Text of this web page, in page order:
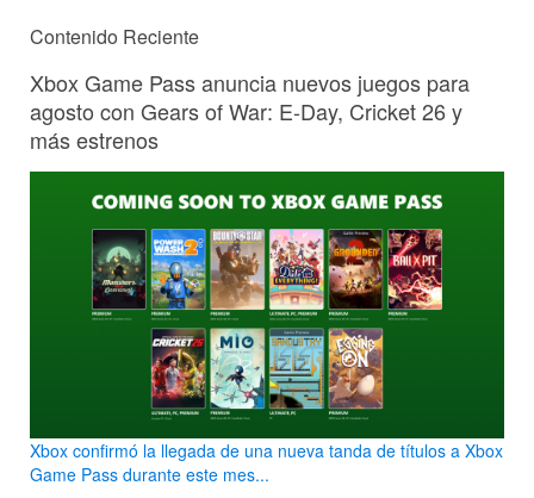
Contenido Reciente
Xbox Game Pass anuncia nuevos juegos para
agosto con Gears of War: E-Day, Cricket 26 y
más estrenos
Xbox confirmó la llegada de una nueva tanda de títulos a Xbox
Game Pass durante este mes...